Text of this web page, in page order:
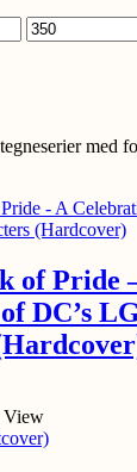
Højeste
pris
med
of Pride
DC’s
View